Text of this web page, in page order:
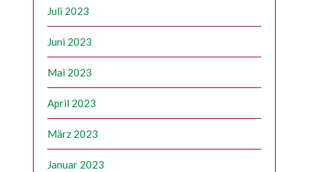
Juli 2023
Juni 2023
Mai 2023
April 2023
März 2023
Januar 2023